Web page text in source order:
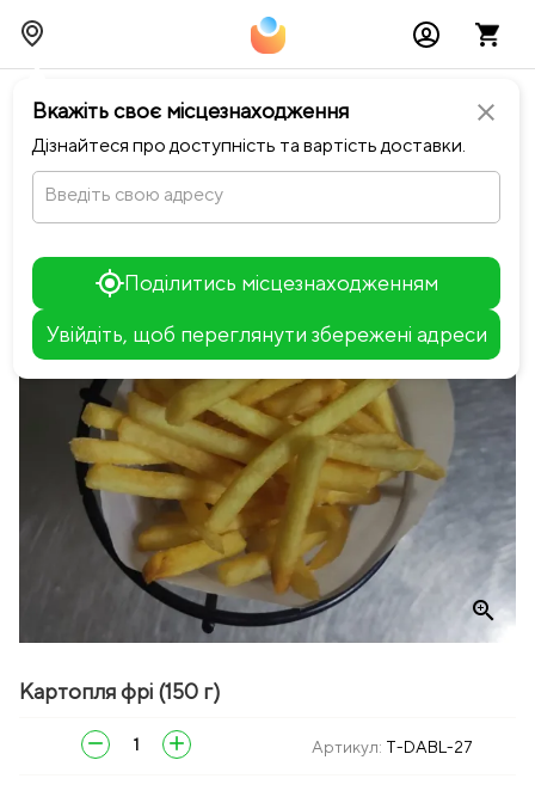
close
Вкажіть своє місцезнаходження
Дізнайтеся про доступність та вартість доставки.
Введіть свою адресу
Поділитись місцезнаходженням
Увійдіть, щоб переглянути збережені адреси
chevron_leftПовернутися до Dark Blue
zoom_in
Картопля фрі (150 г)
remove add Артикул: T-DABL-27